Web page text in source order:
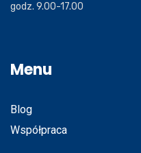
godz. 9.00-17.00
Menu
Blog
Współpraca